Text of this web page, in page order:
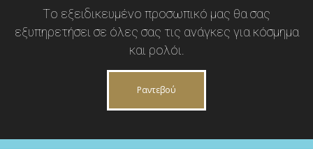
Tο εξειδικευμένο προσωπικό μας θα σας
εξυπηρετήσει σε όλες σας τις ανάγκες για κόσμημα
και ρολόι.
Ραντεβού